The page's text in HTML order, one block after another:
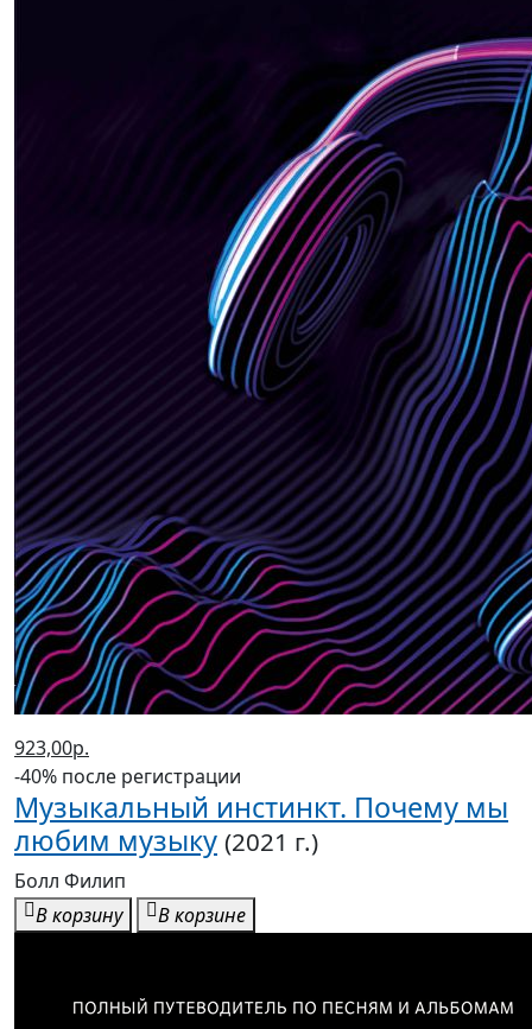
923,00р.
-40% после регистрации
Музыкальный инстинкт. Почему мы
любим музыку (2021 г.)
Болл Филип
В корзину
В корзине